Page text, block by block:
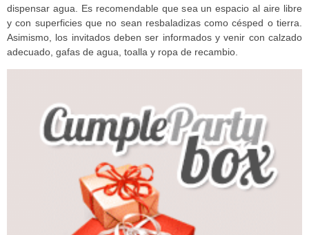
dispensar agua. Es recomendable que sea un espacio al aire libre
y con superficies que no sean resbaladizas como césped o tierra.
Asimismo, los invitados deben ser informados y venir con calzado
adecuado, gafas de agua, toalla y ropa de recambio.